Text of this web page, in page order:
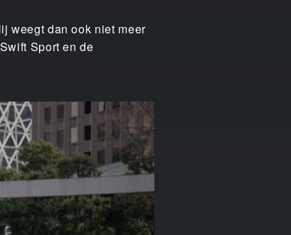
weegt dan ook niet meer
Sport en de